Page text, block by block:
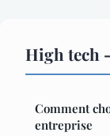
High tech
Comment
entreprise